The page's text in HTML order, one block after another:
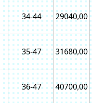
34-44 29040,00
35-47 31680,00
36-47 40700,00